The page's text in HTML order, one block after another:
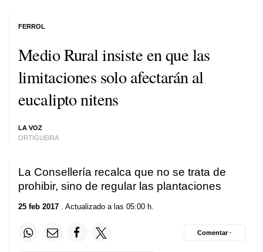
Medio Rural insiste en que las
limitaciones solo afectarán al
eucalipto nitens
LA VOZ
ORTIGUEIRA
FERROL
La Consellería recalca que no se trata de
prohibir, sino de regular las plantaciones
25 feb 2017 . Actualizado a las 05:00 h.
Comentar ·